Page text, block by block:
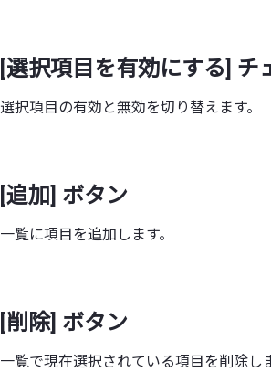
[選択項目を有効にする] チ
選択項目の有効と無効を切り替えます。
[追加] ボタン
一覧に項目を追加します。
[削除] ボタン
一覧で現在選択されている項目を削除し